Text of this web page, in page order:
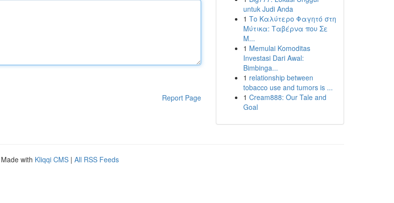
Report Page
untuk Judi Anda
1 Το Καλύτερο Φαγητό στη
Μύτικα: Ταβέρνα που Σε
Μ...
1 Memulai Komoditas
Investasi Dari Awal:
Bimbinga...
1 relationship between
tobacco use and tumors is ...
1 Cream888: Our Tale and
Goal
with Kliqqi CMS | All RSS Feeds